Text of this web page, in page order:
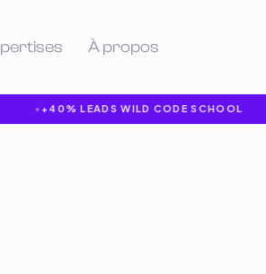
À propos
+40% LEADS WILD CODE SCHOOL